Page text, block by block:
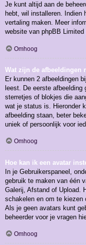
Je kunt altijd aan de
hebt, wil installeren. Indien
vertaling maken. Meer
website van phpBB
Omhoog
Wat zijn de afbeeldingen
Er kunnen 2 afbeeldingen
leest. De eerste
sterretjes of blokjes die
wat je status is. Hieronder
afbeelding staan, beter
uniek of persoonlijk voor
Omhoog
Hoe kan ik een avatar
In je Gebruikerspaneel,
gebruik te maken van één
Galerij, Afstand of Upload.
schakelen en om te kiezen
Als je geen avatars kunt
beheerder voor je vragen
Omhoog